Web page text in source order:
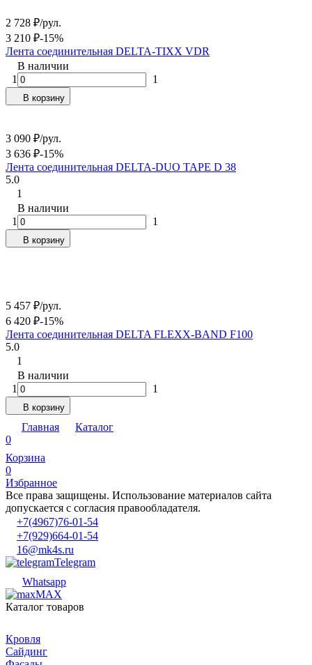
2 728 ₽/рул.
3 210 ₽-15%
Лента соединительная DELTA-TIXX VDR
В наличии
1
1
В корзину
3 090 ₽/рул.
3 636 ₽-15%
Лента соединительная DELTA-DUO TAPE D 38
5.0
1
В наличии
1
1
В корзину
5 457 ₽/рул.
6 420 ₽-15%
Лента соединительная DELTA FLEXX-BAND F100
5.0
1
В наличии
1
1
В корзину
Главная
Каталог
0
Корзина
0
Избранное
Все права защищены. Использование материалов сайта
допускается с согласия правообладателя.
+7(4967)76-01-54
+7(929)664-01-54
16@mk4s.ru
Telegram
Whatsapp
MAX
Каталог товаров
Кровля
Сайдинг